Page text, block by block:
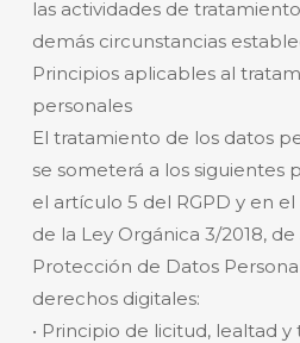
las actividades de
demás circunstancias
Principios aplicables al
personales
El tratamiento de los datos
se someterá a los siguientes
el artículo 5 del RGPD y en
de la Ley Orgánica 3/2018,
Protección de Datos
derechos digitales:
• Principio de licitud, lealtad y